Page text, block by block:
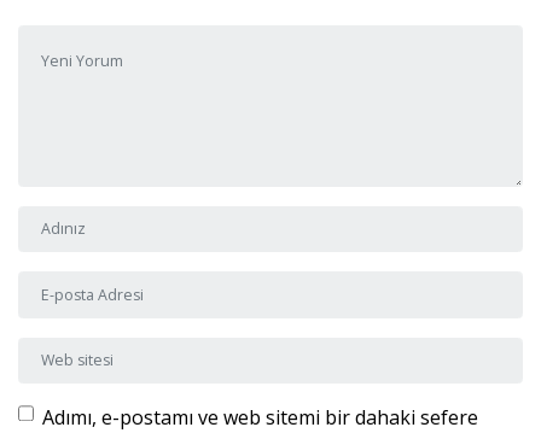
Adı ve Soyadı
E-posta Adresi
Web sitesi
Adımı, e-postamı ve web sitemi bir dahaki sefere